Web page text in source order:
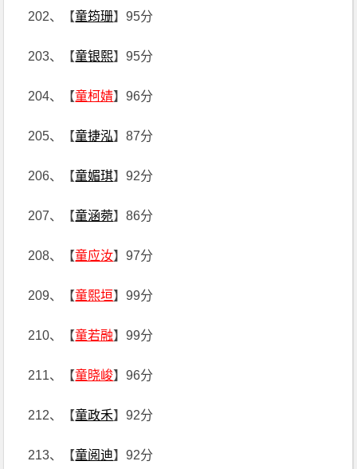
202、【童筠珊】95分
203、【童银熙】95分
204、【童柯婧】96分
205、【童捷泓】87分
206、【童媚琪】92分
207、【童涵菀】86分
208、【童应汝】97分
209、【童熙垣】99分
210、【童若融】99分
211、【童晓峻】96分
212、【童政禾】92分
213、【童阅迪】92分